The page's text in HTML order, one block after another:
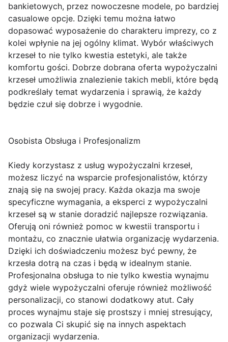
bankietowych, przez nowoczesne modele, po bardziej
casualowe opcje. Dzięki temu można łatwo
dopasować wyposażenie do charakteru imprezy, co z
kolei wpłynie na jej ogólny klimat. Wybór właściwych
krzeseł to nie tylko kwestia estetyki, ale także
komfortu gości. Dobrze dobrana oferta wypożyczalni
krzeseł umożliwia znalezienie takich mebli, które będą
podkreślały temat wydarzenia i sprawią, że każdy
będzie czuł się dobrze i wygodnie.
Osobista Obsługa i Profesjonalizm
Kiedy korzystasz z usług wypożyczalni krzeseł,
możesz liczyć na wsparcie profesjonalistów, którzy
znają się na swojej pracy. Każda okazja ma swoje
specyficzne wymagania, a eksperci z wypożyczalni
krzeseł są w stanie doradzić najlepsze rozwiązania.
Oferują oni również pomoc w kwestii transportu i
montażu, co znacznie ułatwia organizację wydarzenia.
Dzięki ich doświadczeniu możesz być pewny, że
krzesła dotrą na czas i będą w idealnym stanie.
Profesjonalna obsługa to nie tylko kwestia wynajmu
gdyż wiele wypożyczalni oferuje również możliwość
personalizacji, co stanowi dodatkowy atut. Cały
proces wynajmu staje się prostszy i mniej stresujący,
co pozwala Ci skupić się na innych aspektach
organizacji wydarzenia.